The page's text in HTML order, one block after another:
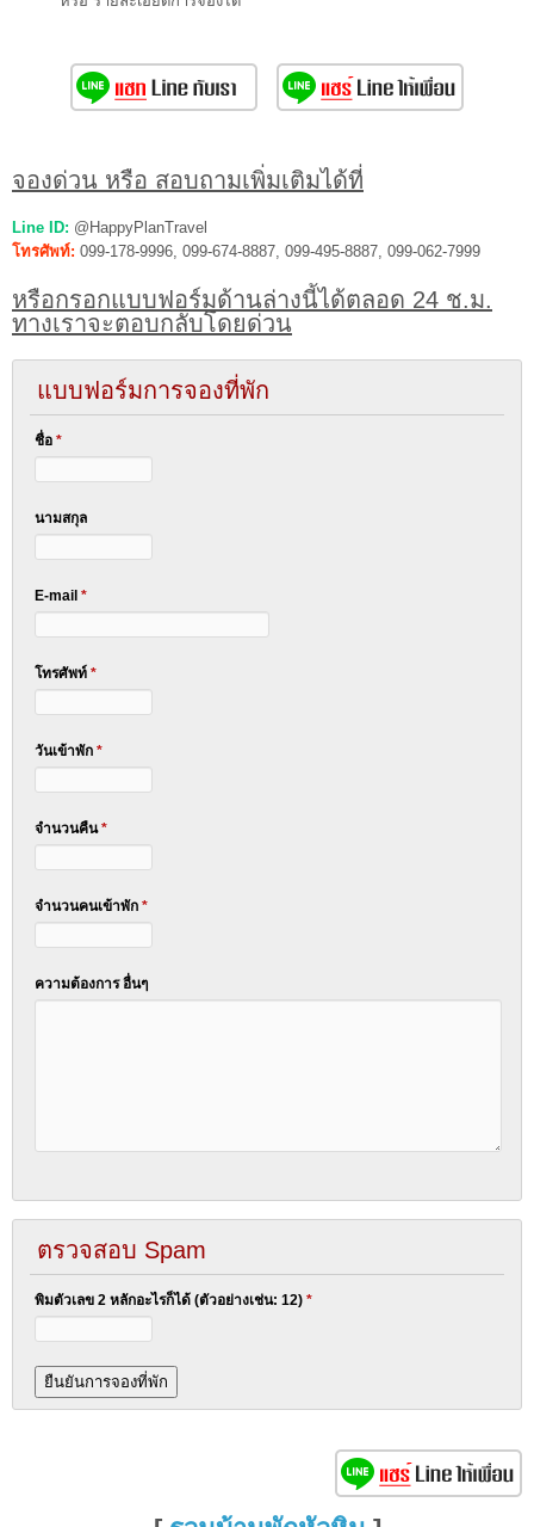
จองด่วน หรือ สอบถามเพิ่มเติมได้ที่
Line ID: @HappyPlanTravel
โทรศัพท์: 099-178-9996, 099-674-8887, 099-495-8887, 099-062-7999
หรือกรอกแบบฟอร์มด้านล่างนี้ได้ตลอด 24 ช.ม.
ทางเราจะตอบกลับโดยด่วน
แบบฟอร์มการจองที่พัก
ชื่อ *
นามสกุล
E-mail *
โทรศัพท์ *
วันเข้าพัก *
จำนวนคืน*
จำนวนคนเข้าพัก *
ความต้องการ อื่นๆ
ตรวจสอบ Spam
พิมตัวเลข 2 หลักอะไรก็ได้ (ตัวอย่างเช่น: 12) *